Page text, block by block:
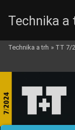
Technika a
Technika a trh » TT 7/